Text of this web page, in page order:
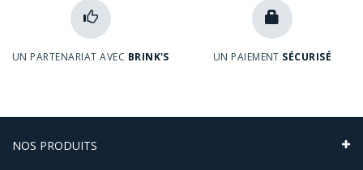
UN PARTENARIAT AVEC BRINK'S UN PAIEMENT SÉCURISÉ
NOS PRODUITS